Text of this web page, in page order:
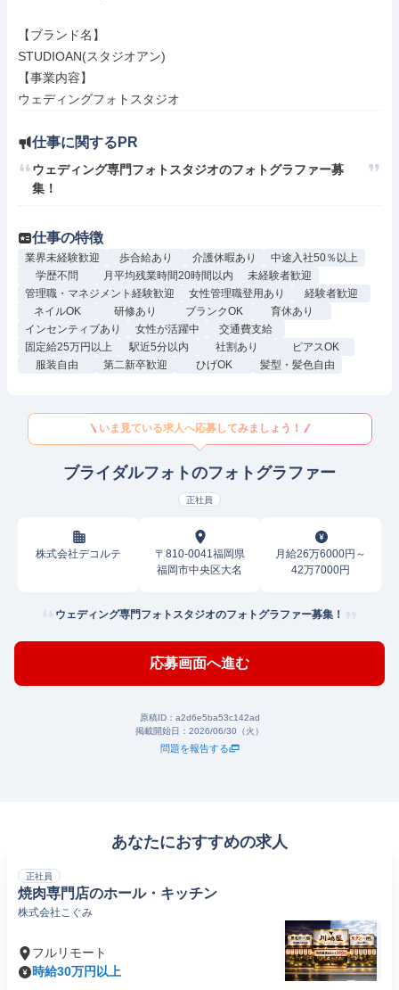
【ブランド名】
STUDIOAN(スタジオアン)
【事業内容】
ウェディングフォトスタジオ
仕事に関するPR
ウェディング専門フォトスタジオのフォトグラファー募
集！
仕事の特徴
業界未経験歓迎 歩合給あり 介護休暇あり
中途入社50％以上
学歴不問
月平均残業時間20時間以内
未経験者歓迎
管理職・マネジメント経験歓迎
女性管理職登用あり
経験者歓迎
ネイルOK
研修あり ブランクOK
育休あり
インセンティブあり
女性が活躍中
交通費支給
固定給25万円以上
駅近5分以内 社割あり
ピアスOK
服装自由
第二新卒歓迎 ひげOK 髪型・髪色自由
いま見ている求人へ応募してみましょう！
ブライダルフォトのフォトグラファー
正社員
株式会社デコルテ
〒810-0041福岡県
福岡市中央区大名
月給26万6000円～
42万7000円
ウェディング専門フォトスタジオのフォトグラファー募集！
応募画面へ進む
原稿ID： a2d6e5ba53c142ad
掲載開始日： 2026/06/30（火）
問題を報告する
あなたにおすすめの求人
正社員
焼肉専門店のホール・キッチン
株式会社こぐみ
フルリモート
時給30万円以上